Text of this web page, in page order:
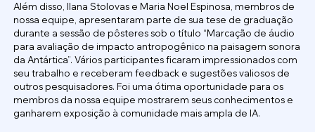
Além disso, Ilana Stolovas e Maria Noel Espinosa, membros de
nossa equipe, apresentaram parte de sua tese de graduação
durante a sessão de pôsteres sob o título “Marcação de áudio
para avaliação de impacto antropogênico na paisagem sonora
da Antártica”. Vários participantes ficaram impressionados com
seu trabalho e receberam feedback e sugestões valiosos de
outros pesquisadores. Foi uma ótima oportunidade para os
membros da nossa equipe mostrarem seus conhecimentos e
ganharem exposição à comunidade mais ampla de IA.